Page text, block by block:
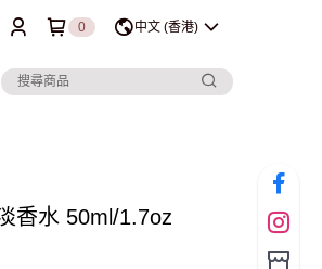
0 中文 (香港)
香水 50ml/1.7oz